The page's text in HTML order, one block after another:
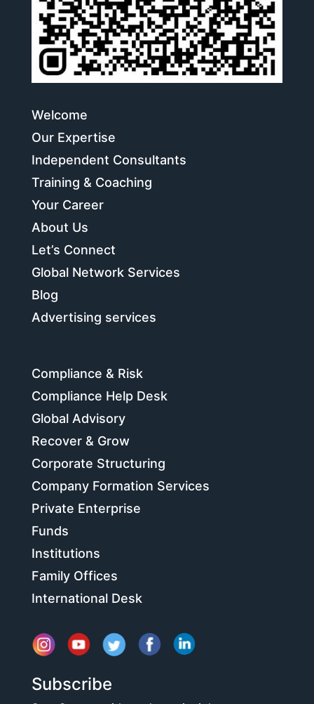
Welcome
Our Expertise
Independent Consultants
Training & Coaching
Your Career
About Us
Let’s Connect
Global Network Services
Blog
Advertising services
Compliance & Risk
Compliance Help Desk
Global Advisory
Recover & Grow
Corporate Structuring
Company Formation Services
Private Enterprise
Funds
Institutions
Family Offices
International Desk
Subscribe